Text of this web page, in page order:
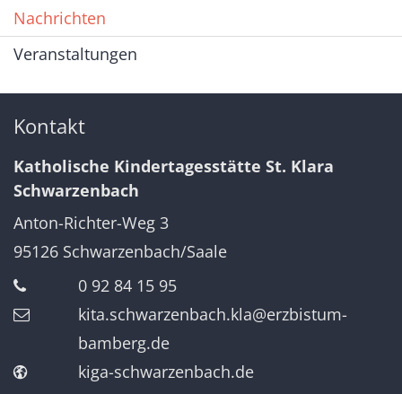
Nachrichten
Veranstaltungen
Kontakt
Katholische Kindertagesstätte St. Klara
Schwarzenbach
Anton-Richter-Weg 3
95126 Schwarzenbach/Saale
0 92 84 15 95
kita.schwarzenbach.kla@erzbistum-
bamberg.de
kiga-schwarzenbach.de